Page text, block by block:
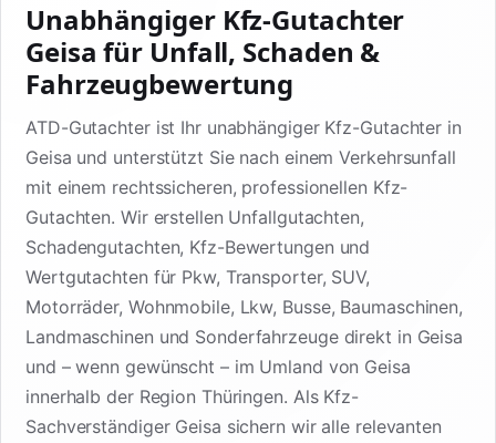
Unabhängiger Kfz-Gutachter
Geisa für Unfall, Schaden &
Fahrzeugbewertung
ATD-Gutachter ist Ihr unabhängiger Kfz-Gutachter in
Geisa und unterstützt Sie nach einem Verkehrsunfall
mit einem rechtssicheren, professionellen Kfz-
Gutachten. Wir erstellen Unfallgutachten,
Schadengutachten, Kfz-Bewertungen und
Wertgutachten für Pkw, Transporter, SUV,
Motorräder, Wohnmobile, Lkw, Busse, Baumaschinen,
Landmaschinen und Sonderfahrzeuge direkt in Geisa
und – wenn gewünscht – im Umland von Geisa
innerhalb der Region Thüringen. Als Kfz-
Sachverständiger Geisa sichern wir alle relevanten